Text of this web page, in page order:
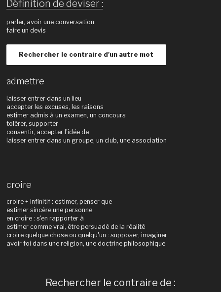
Définition de deviser :
parler, avoir une conversation
faire un devis
Rechercher le contraire d'un autre mot
admettre
laisser entrer dans un lieu
accepter les excuses, les raisons
estimer admis à un examen, un concours
tolérer, supporter
consentir, accepter l'idée de
laisser entrer dans un groupe, un club, une association
croire
croire + infinitif : estimer, penser que
estimer sincère une personne
en croire : s'en rapporter à
estimer comme vrai, être persuadé de la réalité
croire quelque chose ou quelqu'un : supposer, imaginer
avoir foi dans une religion, une doctrine philosophique
Rechercher le contraire de :